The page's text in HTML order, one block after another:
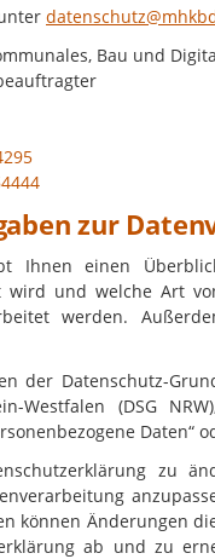
Bau und
zur
Ihnen einen
wird und welche Art
werden.
der Datenschutz-
Westfalen (DSG
Daten“
zu
können Änderungen
ab und zu